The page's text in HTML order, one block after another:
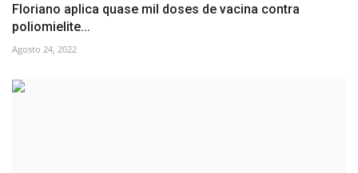
Floriano aplica quase mil doses de vacina contra
poliomielite...
Agosto 24, 2022